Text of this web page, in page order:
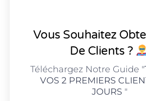
Vous Souhaitez
De Clients ?
Téléchargez Notre Guide "
VOS 2 PREMIERS
JOURS"